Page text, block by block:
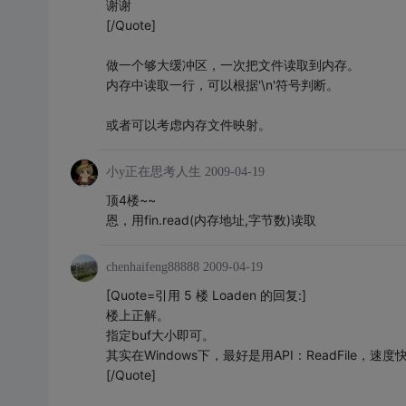
谢谢
[/Quote]
做一个够大缓冲区，一次把文件读取到内存。
内存中读取一行，可以根据'\n'符号判断。
或者可以考虑内存文件映射。
小y正在思考人生 2009-04-19
顶4楼~~
恩，用fin.read(内存地址,字节数)读取
chenhaifeng88888 2009-04-19
[Quote=引用 5 楼 Loaden 的回复:]
楼上正解。
指定buf大小即可。
其实在Windows下，最好是用API：ReadFile，速度
[/Quote]